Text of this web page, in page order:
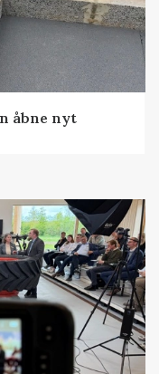
åbne nyt